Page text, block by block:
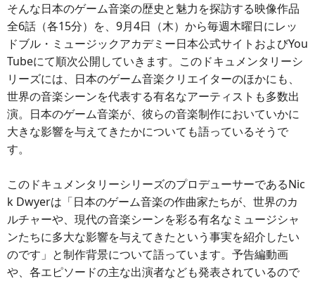
そんな日本のゲーム音楽の歴史と魅力を探訪する映像作品
全6話（各15分）を、9月4日（木）から毎週木曜日にレッ
ドブル・ミュージックアカデミー日本公式サイトおよびYou
Tubeにて順次公開していきます。このドキュメンタリーシ
リーズには、日本のゲーム音楽クリエイターのほかにも、
世界の音楽シーンを代表する有名なアーティストも多数出
演。日本のゲーム音楽が、彼らの音楽制作においていかに
大きな影響を与えてきたかについても語っているそうで
す。
このドキュメンタリーシリーズのプロデューサーであるNic
k Dwyerは「日本のゲーム音楽の作曲家たちが、世界のカ
ルチャーや、現代の音楽シーンを彩る有名なミュージシャ
ンたちに多大な影響を与えてきたという事実を紹介したい
のです」と制作背景について語っています。予告編動画
や、各エピソードの主な出演者なども発表されているので